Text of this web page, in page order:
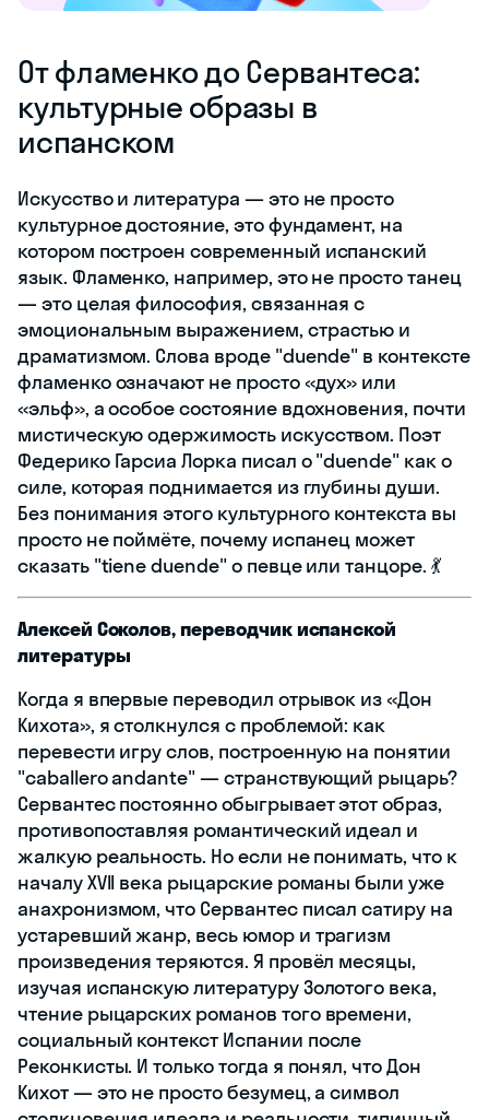
От фламенко до Сервантеса:
культурные образы в
испанском
Искусство и литература — это не просто
культурное достояние, это фундамент, на
котором построен современный испанский
язык. Фламенко, например, это не просто танец
— это целая философия, связанная с
эмоциональным выражением, страстью и
драматизмом. Слова вроде "duende" в контексте
фламенко означают не просто «дух» или
«эльф», а особое состояние вдохновения, почти
мистическую одержимость искусством. Поэт
Федерико Гарсиа Лорка писал о "duende" как о
силе, которая поднимается из глубины души.
Без понимания этого культурного контекста вы
просто не поймёте, почему испанец может
сказать "tiene duende" о певце или танцоре. 💃
Алексей Соколов, переводчик испанской
литературы
Когда я впервые переводил отрывок из «Дон
Кихота», я столкнулся с проблемой: как
перевести игру слов, построенную на понятии
"caballero andante" — странствующий рыцарь?
Сервантес постоянно обыгрывает этот образ,
противопоставляя романтический идеал и
жалкую реальность. Но если не понимать, что к
началу XVII века рыцарские романы были уже
анахронизмом, что Сервантес писал сатиру на
устаревший жанр, весь юмор и трагизм
произведения теряются. Я провёл месяцы,
изучая испанскую литературу Золотого века,
чтение рыцарских романов того времени,
социальный контекст Испании после
Реконкисты. И только тогда я понял, что Дон
Кихот — это не просто безумец, а символ